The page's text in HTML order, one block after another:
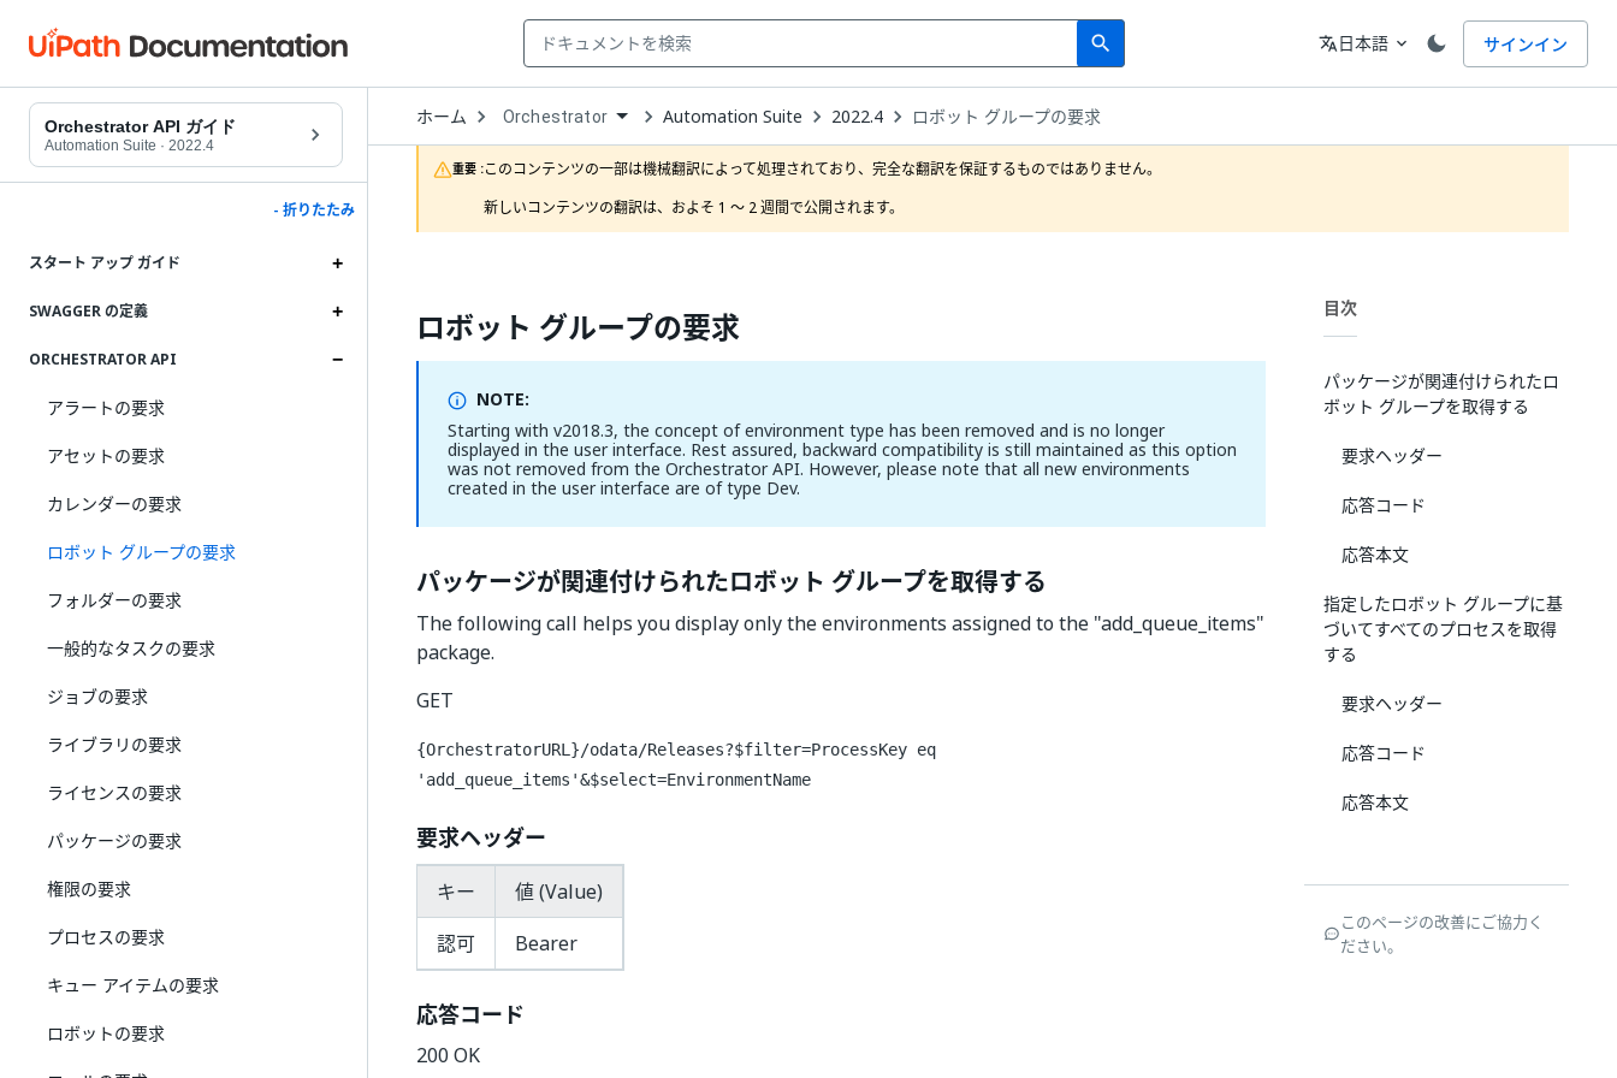
search
Search 言語
translate日本語 expand_more サインイン
Orchestrator API ガイド
Automation Suite · 2022.4
- 折りたたみ
スタート アップ ガイド
SWAGGER の定義
ORCHESTRATOR API
アラートの要求
アセットの要求
カレンダーの要求
ロボット グループの要求
フォルダーの要求
一般的なタスクの要求
ジョブの要求
ライブラリの要求
ライセンスの要求
パッケージの要求
権限の要求
プロセスの要求
キュー アイテムの要求
ロボットの要求
ホーム Open
Dropdown
to
choose
product
Orchestrator Automation Suite 2022.4 ロボット グループの要求
重要 :このコンテンツの一部は機械翻訳によって処理されており、完全な翻訳を保証するものではありません。
新しいコンテンツの翻訳は、およそ 1 ～ 2 週間で公開されます。
ロボット グループの要求
NOTE:
Starting with v2018.3, the concept of environment type has been removed and is no longer
displayed in the user interface. Rest assured, backward compatibility is still maintained as this option
was not removed from the Orchestrator API. However, please note that all new environments
created in the user interface are of type Dev.
パッケージが関連付けられたロボット グループを取得する
The following call helps you display only the environments assigned to the "add_queue_items"
package.
GET
{OrchestratorURL}/odata/Releases?$filter=ProcessKey eq
'add_queue_items'&$select=EnvironmentName
要求ヘッダー
キー
値 (Value)
認可
Bearer
応答コード
200 OK
目次
パッケージが関連付けられたロ
ボット グループを取得する
要求ヘッダー
応答コード
応答本文
指定したロボット グループに基
づいてすべてのプロセスを取得
する
要求ヘッダー
応答コード
応答本文
このページの改善にご協力く
ださい。